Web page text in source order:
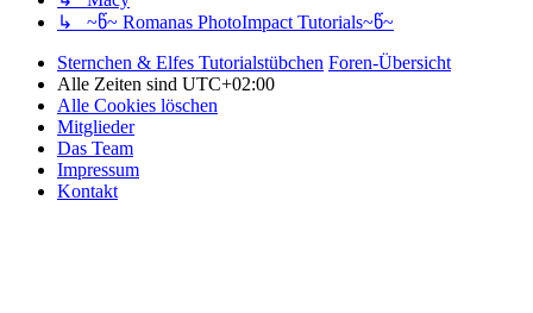
↳ ~წ~ Romanas PhotoImpact Tutorials~წ~
Sternchen & Elfes Tutorialstübchen Foren-Übersicht
Alle Zeiten sind UTC+02:00
Alle Cookies löschen
Mitglieder
Das Team
Impressum
Kontakt